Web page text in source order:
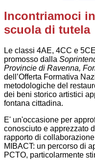
Incontriamoci
scuola di tutela
Le classi 4AE, 4CC e
promosso dalla
Provincie di Ravenna,
dell’Offerta Formativa
metodologiche del
dei beni storico artistici
fontana cittadina.
E' un'occasione per
conosciuto e apprezzato
rapporto di
MIBACT: un percorso di
PCTO, particolarmente